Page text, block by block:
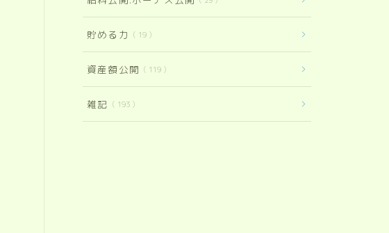
貯める力 19
資産額公開 119
雑記 193